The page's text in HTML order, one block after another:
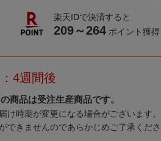
楽天IDで決済すると
209～264 ポイント獲得
4週間後
商品は受注生産商品です。
け時期が変更になる場合がございます。
できませんのであらかじめご了承くださ